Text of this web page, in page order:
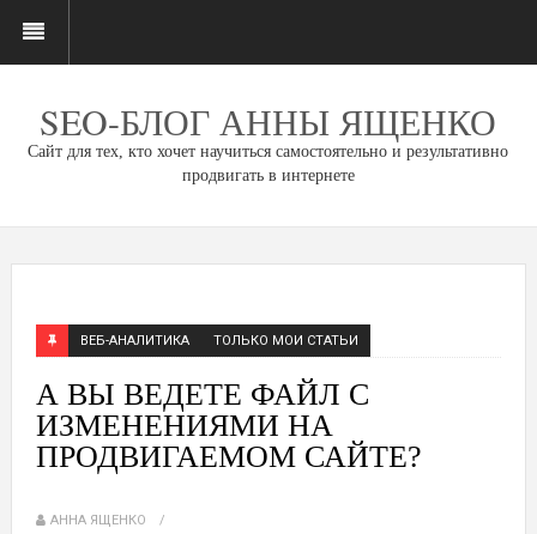
SEO-БЛОГ АННЫ ЯЩЕНКО
Сайт для тех, кто хочет научиться самостоятельно и результативно
продвигать в интернете
ВЕБ-АНАЛИТИКА ТОЛЬКО МОИ СТАТЬИ
А ВЫ ВЕДЕТЕ ФАЙЛ С
ИЗМЕНЕНИЯМИ НА
ПРОДВИГАЕМОМ САЙТЕ?
АННА ЯЩЕНКО